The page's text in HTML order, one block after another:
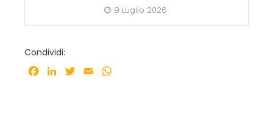
9 Luglio 2026
Condividi:
Facebook
LinkedInTwitter
Email